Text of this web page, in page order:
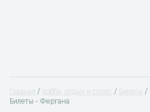
Главная Хобби, отдых и спорт Билеты
Билеты - Фергана